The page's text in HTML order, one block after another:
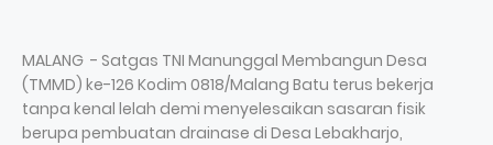
MALANG - Satgas TNI Manunggal Membangun Desa
(TMMD) ke-126 Kodim 0818/Malang Batu terus bekerja
tanpa kenal lelah demi menyelesaikan sasaran fisik
berupa pembuatan drainase di Desa Lebakharjo,